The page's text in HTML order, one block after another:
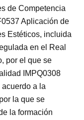
de Competencia
Aplicación de
Estéticos, incluida
en el Real
por el que se
IMPQ0308
a la
la que se
la formación